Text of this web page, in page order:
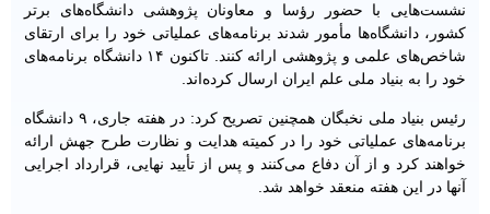
نشست‌هایی با حضور رؤسا و معاونان پژوهشی دانشگاه‌های برتر
کشور، دانشگاه‌ها مأمور شدند برنامه‌های عملیاتی خود را برای ارتقای
شاخص‌های علمی و پژوهشی ارائه کنند. تاکنون ۱۴ دانشگاه برنامه‌های
خود را به بنیاد ملی علم ایران ارسال کرده‌اند.
رئیس بنیاد ملی نخبگان همچنین تصریح کرد: در هفته جاری، ۹ دانشگاه
برنامه‌های عملیاتی خود را در کمیته هدایت و نظارت طرح جهش ارائه
خواهند کرد و از آن دفاع می‌کنند و پس از تأیید نهایی، قرارداد اجرایی
آنها در این هفته منعقد خواهد شد.